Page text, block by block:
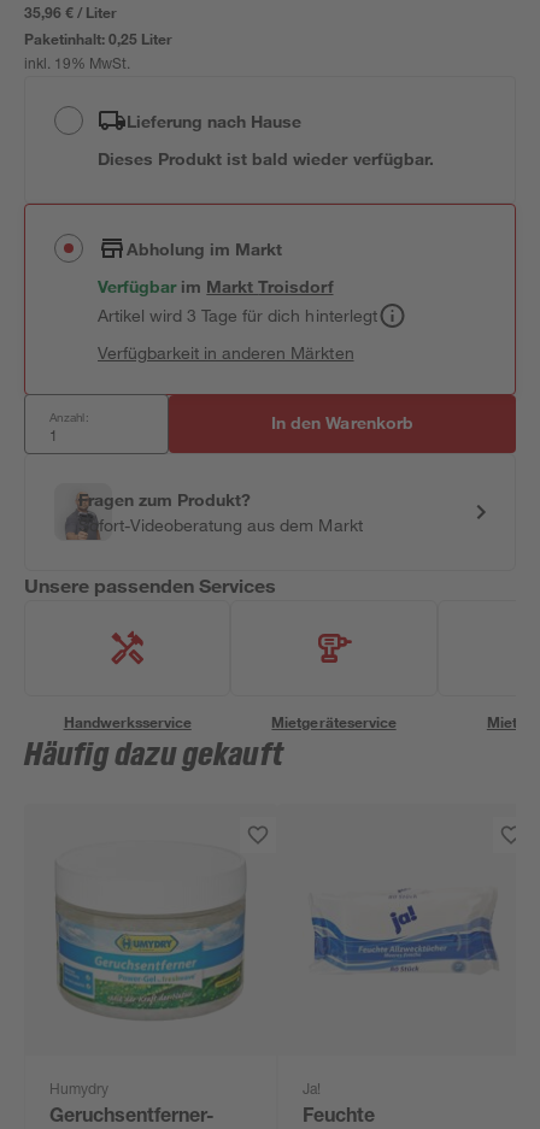
35,96 € / Liter
Paketinhalt:0,25 Liter
inkl. 19% MwSt.
Lieferung nach Hause
Dieses Produkt ist bald wieder verfügbar.
Abholung im Markt
Verfügbar im MarktTroisdorf
Artikel wird 3 Tage für dich hinterlegt
Verfügbarkeit in anderen Märkten
Anzahl: In den Warenkorb
Fragen zum Produkt?
Sofort-Videoberatung aus dem Markt
Unsere passenden Services
Handwerksservice Mietgeräteservice
Häufig dazu gekauft
Humydry
Geruchsentferner-
Ja!
Feuchte